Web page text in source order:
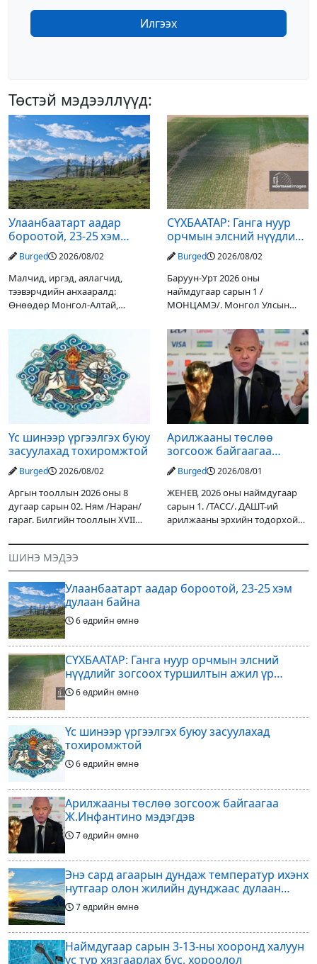
Илгээх
Төстэй мэдээллүүд:
Улаанбаатарт аадар
бороотой, 23-25 хэм
дулаан байна
Burged 2026/08/02
Малчид, иргэд, аялагчид,
тээвэрчдийн анхааралд:
Өнөөдөр Монгол-Алтай,
уулархаг нутгаар бороо, дуу
цахилгаантай аадар бороо
орох тул голуудын усны
түвшин нэмэгдэх, нөөлөг
СҮХБААТАР: Ганга нуур
орчмын элсний нүүдлийг
зогсоох туршилтын ажил
үр дүнгээ өгч эхэлжээ
Burged 2026/08/02
Баруун-Урт 2026 оны
наймдугаар сарын 1 /
МОНЦАМЭ/. Монгол Улсын
Дарьгангын Ганга нуурыг
сэргээн, хамгаалах төслийг
улсын төсвийн хөрөнгө
оруулалтаар хийж буй.
Төслийн
Үс шинээр үргээлгэх буюу
засуулахад тохиромжтой
Burged 2026/08/02
Аргын тооллын 2026 оны 8
дугаар сарын 02. Ням /Наран/
гараг. Билгийн тооллын XVII
гал Морин жилийн Зуны адаг
хөхөгчин хонь сарын шинийн
19, Адъяа /Асралт/
Арилжааны төслөө
зогсоож байгаагаа
Ж.Инфантино мэдэгдэв
Burged 2026/08/01
ЖЕНЕВ, 2026 оны наймдугаар
сарын 1. /ТАСС/. ДАШТ-ий
арилжааны эрхийн тодорхой
оруулагчдад худалдах
шийдвэрлэснээ ФИФА-гийн
ерөнхийлөгч Жанни
ШИНЭ МЭДЭЭ
Улаанбаатарт аадар бороотой, 23-25 хэм
дулаан байна
6 өдрийн өмнө
СҮХБААТАР: Ганга нуур орчмын элсний
нүүдлийг зогсоох туршилтын ажил үр
дүнгээ өгч эхэлжээ
6 өдрийн өмнө
Үс шинээр үргээлгэх буюу засуулахад
тохиромжтой
6 өдрийн өмнө
Арилжааны төслөө зогсоож байгаагаа
Ж.Инфантино мэдэгдэв
7 өдрийн өмнө
Энэ сард агаарын дундаж температур ихэнх
нутгаар олон жилийн дунджаас дулаан
байна
7 өдрийн өмнө
Наймдугаар сарын 3-13-ны хооронд халуун
ус түр хязгаарлах бүс, хороолол